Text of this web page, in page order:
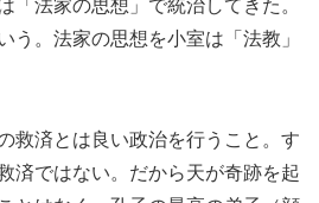
「法家の思想」で統治してきた。
う。法家の思想を小室は「法教」
救済とは良い政治を行うこと 。す
済ではない。だから天が奇跡を起